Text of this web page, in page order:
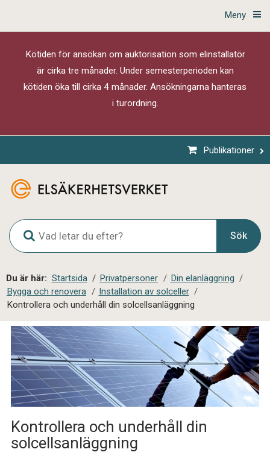
Meny
Kötiden för ansökan om auktorisation som elinstallatör
är cirka tre månader. Under semesterperioden kan
kötiden öka till cirka 4 månader. Ansökningarna hanteras
i turordning.
Publikationer
G
l
o
a
l
s
i
t
e
s
ö
k
Sök
Du är här: Startsida / Privatpersoner / Din elanläggning /
Bygga och renovera / Installation av solceller /
Kontrollera och underhåll din solcellsanläggning
Kontrollera och underhåll din
solcellsanläggning